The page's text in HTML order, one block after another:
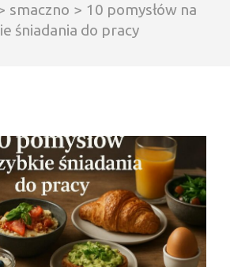
smaczno > 10 pomysłów na
śniadania do pracy